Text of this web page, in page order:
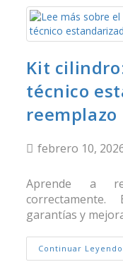
Kit
técnico
reemplazo
febrero 10,
Aprende a
garantías y
Continuar Leyendo